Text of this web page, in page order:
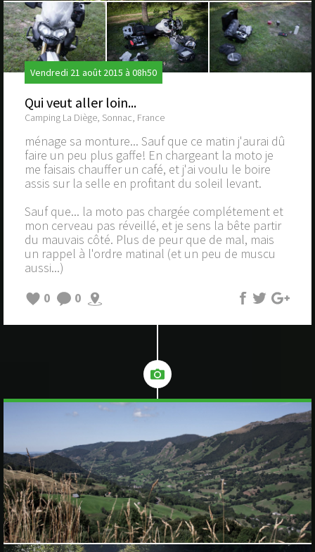
Vendredi 21 août 2015 à 08h50
Qui veut aller loin...
Camping La Diège, Sonnac, France
ménage sa monture... Sauf que ce matin j'aurai dû
faire un peu plus gaffe! En chargeant la moto je
me faisais chauffer un café, et j'ai voulu le boire
assis sur la selle en profitant du soleil levant.
Sauf que... la moto pas chargée complétement et
mon cerveau pas réveillé, et je sens la bête partir
du mauvais côté. Plus de peur que de mal, mais
un rappel à l'ordre matinal (et un peu de muscu
aussi...)
0
0